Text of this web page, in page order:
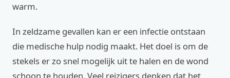
warm.
In zeldzame gevallen kan er een infectie ontstaan
die medische hulp nodig maakt. Het doel is om de
stekels er zo snel mogelijk uit te halen en de wond